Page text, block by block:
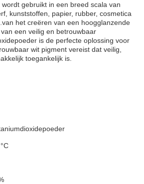
gebruikt in een breed scala van
kunststoffen, papier, rubber, cosmetica
het creëren van een hoogglanzende
een veilig en betrouwbaar
is de perfecte oplossing voor
wit pigment vereist dat veilig,
toegankelijk is.